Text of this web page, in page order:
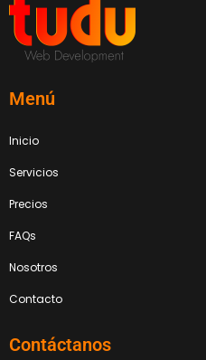
Menú
Inicio
Servicios
Precios
FAQs
Nosotros
Contacto
Contáctanos